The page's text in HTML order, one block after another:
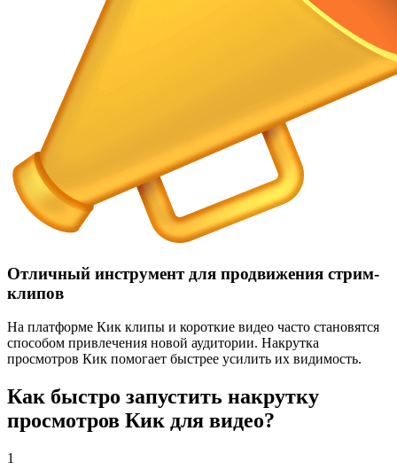
Отличный инструмент для продвижения стрим-
клипов
На платформе Кик клипы и короткие видео часто становятся
способом привлечения новой аудитории. Накрутка
просмотров Кик помогает быстрее усилить их видимость.
Как быстро запустить накрутку
просмотров Кик для видео?
1